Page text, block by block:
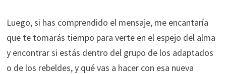
Luego, si has comprendido el mensaje, me encantaría
que te tomarás tiempo para verte en el espejo del alma
y encontrar si estás dentro del grupo de los adaptados
o de los rebeldes, y qué vas a hacer con esa nueva